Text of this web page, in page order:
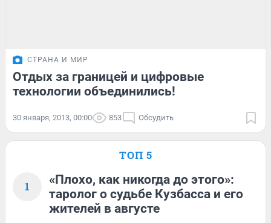
СТРАНА И МИР
Отдых за границей и цифровые
технологии объединились!
30 января, 2013, 00:00 853 Обсудить
ТОП 5
1
«Плохо, как никогда до этого»:
таролог о судьбе Кузбасса и его
жителей в августе